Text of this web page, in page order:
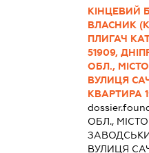
КІНЦЕВИЙ
ВЛАСНИК
ПЛИГАЧ
51909,
ОБЛ.,
ВУЛИЦЯ
КВАРТИРА
ОБЛ.,
ВУЛИЦЯ